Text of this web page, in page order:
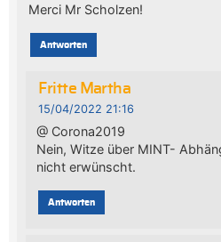
Merci Mr Scholzen!
Antworten
Fritte Martha
15/04/2022 21:16
@ Corona2019
Nein, Witze über MINT-
nicht erwünscht.
Antworten